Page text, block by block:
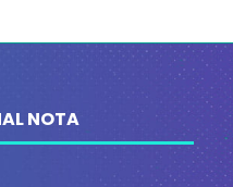
NOTA